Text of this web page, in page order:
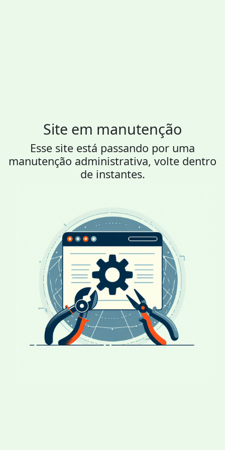
Site em manutenção
Esse site está passando por uma
manutenção administrativa, volte dentro
de instantes.